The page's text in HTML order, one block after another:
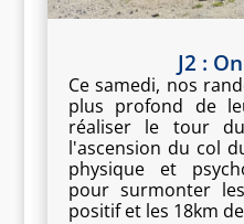
J2 :
Ce samedi, nos
plus profond de
réaliser le tour
l'ascension du col
physique et
pour surmonter
positif et les 18km